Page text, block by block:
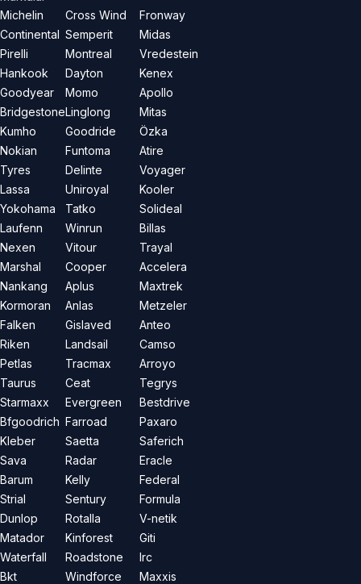
Michelin
Continental
Pirelli
Hankook
Goodyear
Bridgestone
Kumho
Nokian
Tyres
Lassa
Yokohama
Laufenn
Nexen
Marshal
Nankang
Kormoran
Falken
Riken
Petlas
Taurus
Starmaxx
Bfgoodrich
Kleber
Sava
Barum
Strial
Dunlop
Matador
Waterfall
Bkt
Cross Wind
Semperit
Montreal
Dayton
Momo
Linglong
Goodride
Funtoma
Delinte
Uniroyal
Tatko
Winrun
Vitour
Cooper
Aplus
Anlas
Gislaved
Landsail
Tracmax
Ceat
Evergreen
Farroad
Saetta
Radar
Kelly
Sentury
Rotalla
Kinforest
Roadstone
Windforce
Fronway
Midas
Vredestein
Kenex
Apollo
Mitas
Özka
Atire
Voyager
Kooler
Solideal
Billas
Trayal
Accelera
Maxtrek
Metzeler
Anteo
Camso
Arroyo
Tegrys
Bestdrive
Paxaro
Saferich
Eracle
Federal
Formula
V-netik
Giti
Irc
Maxxis